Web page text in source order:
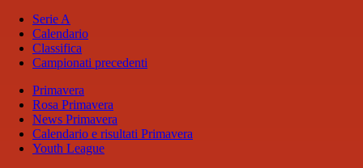
Serie A
Calendario
Classifica
Campionati precedenti
Primavera
Rosa Primavera
News Primavera
Calendario e risultati Primavera
Youth League